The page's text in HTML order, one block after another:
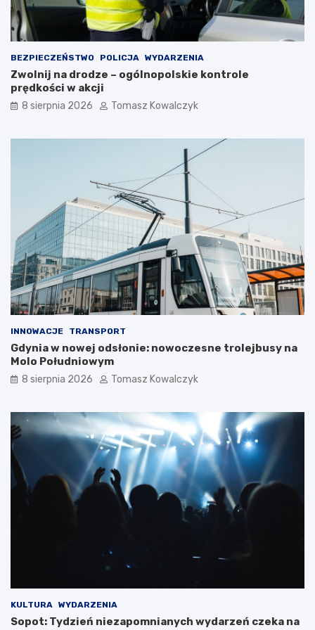
e
w
a
t
o
s
i
ć
?
e
t
n
m
c
i
e
BEZPIECZEŃSTWO POLICJA WYDARZENIA
Zwolnij na drodze – ogólnopolskie kontrole
prędkości w akcji
8 sierpnia 2026 Tomasz Kowalczyk
INNOWACJE TRANSPORT
Gdynia w nowej odsłonie: nowoczesne trolejbusy na
Molo Południowym
8 sierpnia 2026 Tomasz Kowalczyk
KULTURA WYDARZENIA
Sopot: Tydzień niezapomnianych wydarzeń czeka na